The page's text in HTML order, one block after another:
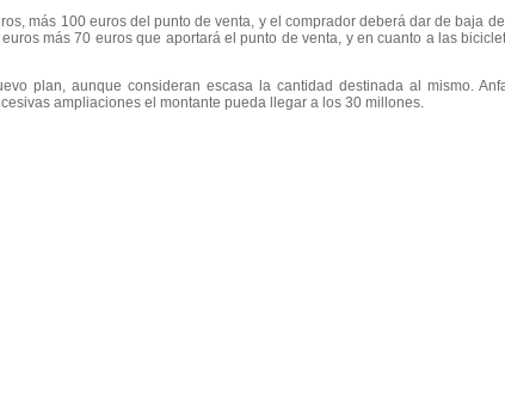
más 100 euros del punto de venta, y el comprador deberá dar de baja
más 70 euros que aportará el punto de venta, y en cuanto a las
plan, aunque consideran escasa la cantidad destinada al mismo.
ampliaciones el montante pueda llegar a los 30 millones.